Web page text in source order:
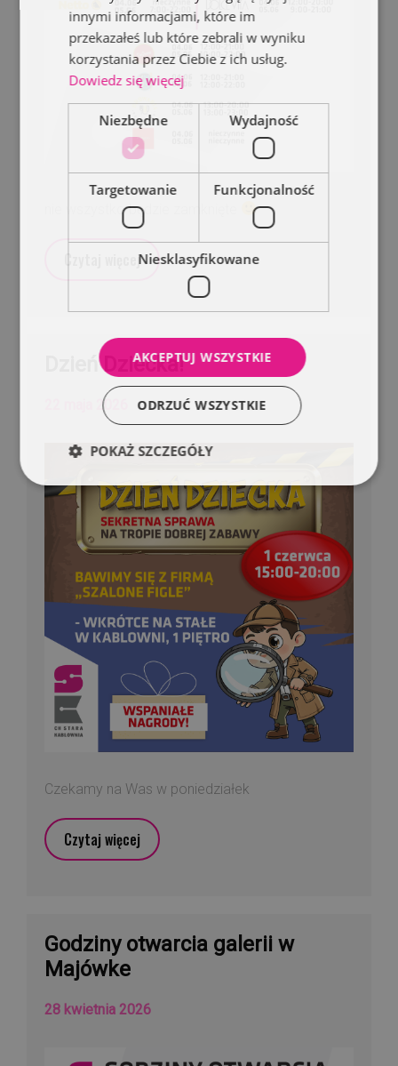
nie wszystko będzie zamknięte
Czytaj więcej
Dzień Dziecka!
22 maja 2026
Czekamy na Was w poniedziałek
Czytaj więcej
Godziny otwarcia galerii w
Majówke
28 kwietnia 2026
innymi informacjami, które im
przekazałeś lub które zebrali w wyniku
korzystania przez Ciebie z ich usług.
Dowiedz się więcej
Niezbędne Wydajność
Targetowanie Funkcjonalność
Niesklasyfikowane
AKCEPTUJ WSZYSTKIE
ODRZUĆ WSZYSTKIE
POKAŻ SZCZEGÓŁY